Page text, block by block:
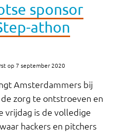
sponsor
athon
op 7 september 2020
Amsterdammers bij
zorg te ontstroeven en
vrijdag is de volledige
hackers en pitchers